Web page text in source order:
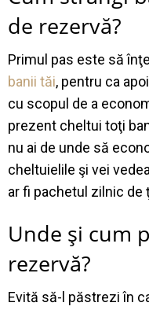
de rezervă?
Primul pas este să
banii tăi, pentru ca
cu scopul de a
prezent cheltui toţi
nu ai de unde să
cheltuielile şi vei
ar fi pachetul zilnic de
Unde şi cum
rezervă?
Evită să-l păstrezi în